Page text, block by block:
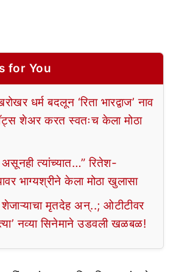
for You
धर्म बदलून ‘रिता भारद्वाज’ नाव
शेअर करत स्वतःच केला मोठा
असूनही त्यांच्यात…” रितेश-
भाग्यश्रीने केला मोठा खुलासा
मृतदेह अन्..; ओटीटीवर
‘त्या’ नव्या सिनेमाने उडवली खळबळ!